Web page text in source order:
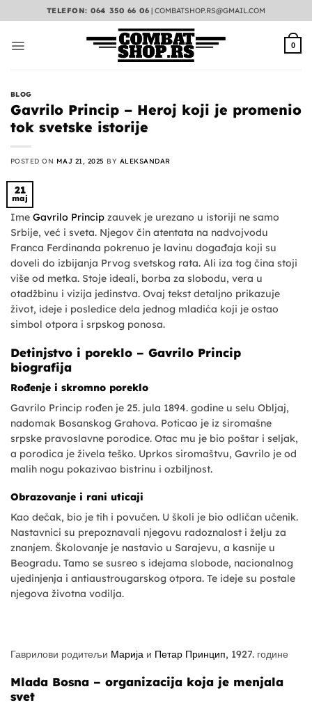
na
TELEFON: 064 350 66 06 |COMBATSHOP.RS@GMAIL.COM
0
BLOG
Gavrilo Princip – Heroj koji je promenio
tok svetske istorije
POSTED ON MAJ 21, 2025 BY ALEKSANDAR
21
maj
Ime Gavrilo Princip zauvek je urezano u istoriji ne samo
Srbije, već i sveta. Njegov čin atentata na nadvojvodu
Franca Ferdinanda pokrenuo je lavinu događaja koji su
doveli do izbijanja Prvog svetskog rata. Ali iza tog čina stoji
više od metka. Stoje ideali, borba za slobodu, vera u
otadžbinu i vizija jedinstva. Ovaj tekst detaljno prikazuje
život, ideje i posledice dela jednog mladića koji je ostao
simbol otpora i srpskog ponosa.
Detinjstvo i poreklo – Gavrilo Princip
biografija
Rođenje i skromno poreklo
Gavrilo Princip rođen je 25. jula 1894. godine u selu Obljaj,
nadomak Bosanskog Grahova. Poticao je iz siromašne
srpske pravoslavne porodice. Otac mu je bio poštar i seljak,
a porodica je živela teško. Uprkos siromaštvu, Gavrilo je od
malih nogu pokazivao bistrinu i ozbiljnost.
Obrazovanje i rani uticaji
Kao dečak, bio je tih i povučen. U školi je bio odličan učenik.
Nastavnici su prepoznavali njegovu radoznalost i želju za
znanjem. Školovanje je nastavio u Sarajevu, a kasnije u
Beogradu. Tamo se susreo s idejama slobode, nacionalnog
ujedinjenja i antiaustrougarskog otpora. Te ideje su postale
njegova životna vodilja.
Гаврилови родитељи Марија и Петар Принцип, 1927. године
Mlada Bosna – organizacija koja je menjala
svet